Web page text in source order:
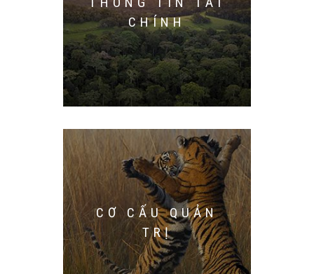
CHÍNH
CƠ CẤU QUẢN
TRỊ